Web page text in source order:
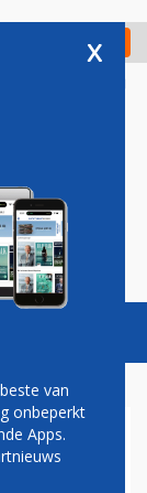
Check in
Vacatures
x
van
onbeperkt
Apps.